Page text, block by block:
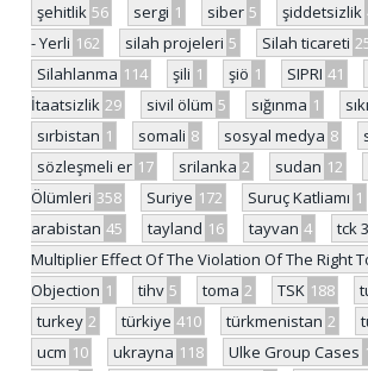
şehitlik 56 sergi 1 siber 5 şiddetsizlik
- Yerli 162 silah projeleri 5 Silah ticareti
Silahlanma 114 şili 1 şiö 1 SIPRI 41
İtaatsizlik 29 sivil ölüm 5 sığınma 1
sırbistan 1 somali 8 sosyal medya 8
sözleşmeli er 17 srilanka 2 sudan 12
Ölümleri 358 Suriye 172 Suruç Katliamı 1
arabistan 45 tayland 16 tayvan 4 tck
Multiplier Effect Of The Violation Of The Right
Objection 1 tihv 5 toma 2 TSK 188
turkey 2 türkiye 410 türkmenistan 2
ucm 10 ukrayna 118 Ulke Group Cases